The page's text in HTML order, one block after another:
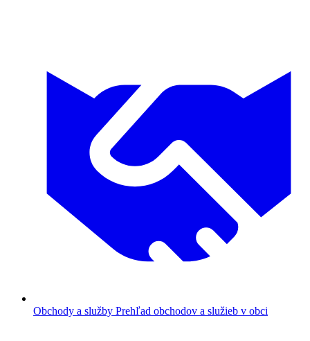
Obchody a služby Prehľad obchodov a služieb v obci